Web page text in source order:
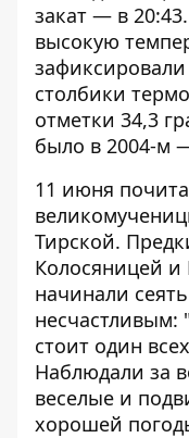
закат — в
высокую
зафиксировали
столбики
отметки 34,3
было в 2004-м
11 июня
Тирской.
Колосяницей
начинали
несчастливым:
стоит один
Наблюдали за
веселые и
хорошей